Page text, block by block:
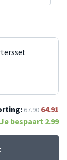
67.90 64.91
Je bespaart 2.99